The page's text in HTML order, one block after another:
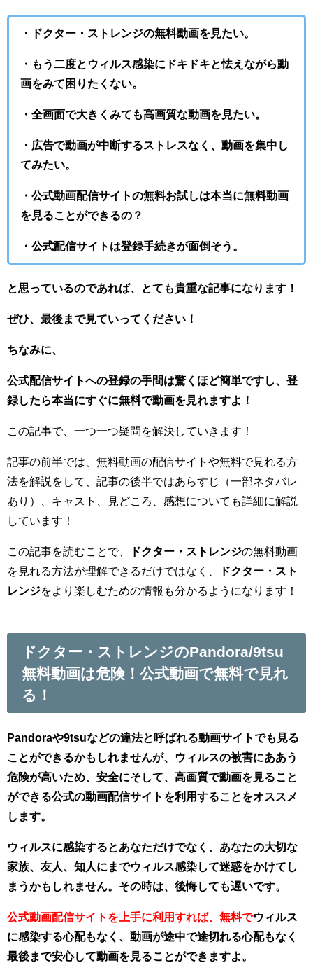
・ドクター・ストレンジの無料動画を見たい。
・もう二度とウィルス感染にドキドキと怯えながら動
画をみて困りたくない。
・全画面で大きくみても高画質な動画を見たい。
・広告で動画が中断するストレスなく、動画を集中し
てみたい。
・公式動画配信サイトの無料お試しは本当に無料動画
を見ることができるの？
・公式配信サイトは登録手続きが面倒そう。
と思っているのであれば、とても貴重な記事になります！
ぜひ、最後まで見ていってください！
ちなみに、
公式配信サイトへの登録の手間は驚くほど簡単ですし、登
録したら本当にすぐに無料で動画を見れますよ！
この記事で、一つ一つ疑問を解決していきます！
記事の前半では、無料動画の配信サイトや無料で見れる方
法を解説をして、記事の後半ではあらすじ（一部ネタバレ
あり）、キャスト、見どころ、感想についても詳細に解説
しています！
この記事を読むことで、 ドクター・ストレンジの無料動画
を見れる方法が理解できるだけではなく、
ドクター・スト
レンジをより楽しむための情報も分かるようになります！
ドクター・ストレンジのPandora/9tsu
無料動画は危険！公式動画で無料で見れ
る！
Pandoraや9tsuなどの違法と呼ばれる動画サイトでも見る
ことができるかもしれませんが、ウィルスの被害にああう
危険が高いため、 安全にそして、高画質で動画を見ること
ができる公式の動画配信サイトを利用することをオススメ
します。
ウィルスに感染するとあなただけでなく、あなたの大切な
家族、友人、知人にまでウィルス感染して迷惑をかけてし
まうかもしれません。 その時は、後悔しても遅いです。
公式動画配信サイトを上手に利用すれば、無料でウィルス
に感染する心配もなく、動画が途中で途切れる心配もなく
最後まで安心して動画を見ることができますよ。